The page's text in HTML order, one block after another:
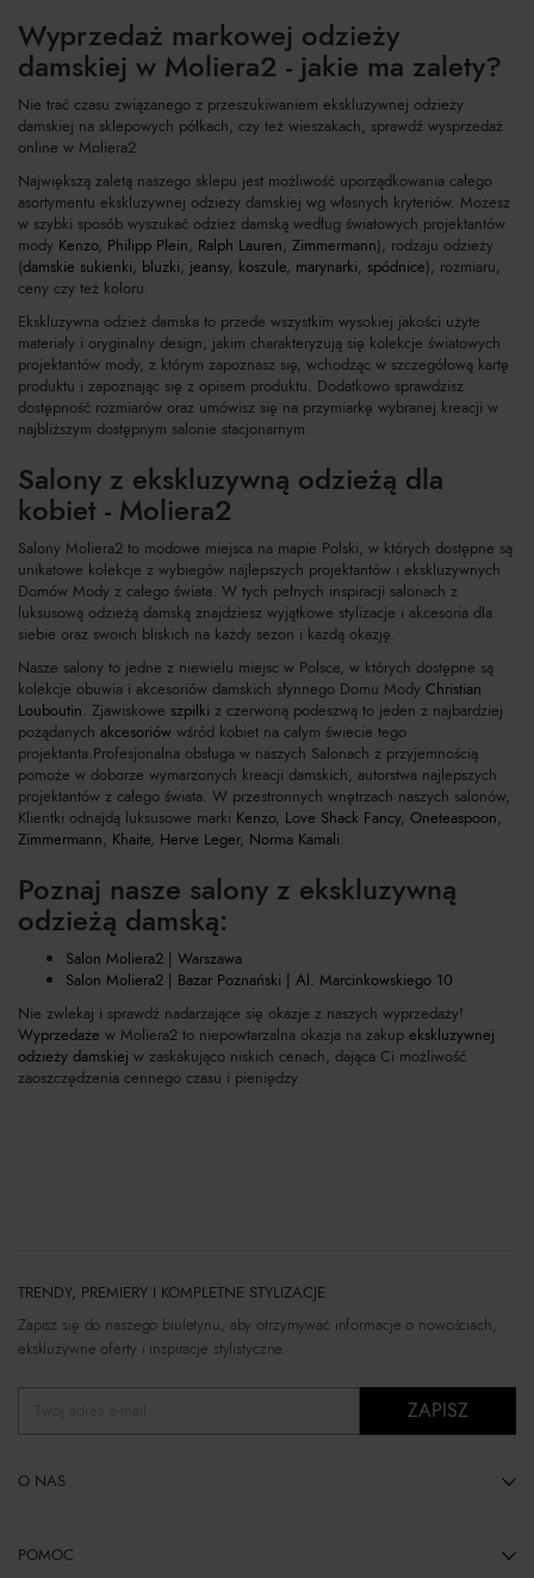
Wyprzedaż markowej odzieży
damskiej w Moliera2 - jakie ma zalety?
Nie trać czasu związanego z przeszukiwaniem ekskluzywnej odzieży
damskiej na sklepowych półkach, czy też wieszakach, sprawdź wysprzedaż
online w Moliera2.
Największą zaletą naszego sklepu jest możliwość uporządkowania całego
asortymentu ekskluzywnej odzieży damskiej wg własnych kryteriów. Możesz
w szybki sposób wyszukać odzież damską według światowych projektantów
mody Kenzo, Philipp Plein, Ralph Lauren, Zimmermann), rodzaju odzieży
(damskie sukienki, bluzki, jeansy, koszule, marynarki, spódnice), rozmiaru,
ceny czy też koloru.
Ekskluzywna odzież damska to przede wszystkim wysokiej jakości użyte
materiały i oryginalny design, jakim charakteryzują się kolekcje światowych
projektantów mody, z którym zapoznasz się, wchodząc w szczegółową kartę
produktu i zapoznając się z opisem produktu. Dodatkowo sprawdzisz
dostępność rozmiarów oraz umówisz się na przymiarkę wybranej kreacji w
najbliższym dostępnym salonie stacjonarnym.
Salony z ekskluzywną odzieżą dla
kobiet - Moliera2
Salony Moliera2 to modowe miejsca na mapie Polski, w których dostępne są
unikatowe kolekcje z wybiegów najlepszych projektantów i ekskluzywnych
Domów Mody z całego świata. W tych pełnych inspiracji salonach z
luksusową odzieżą damską znajdziesz wyjątkowe stylizacje i akcesoria dla
siebie oraz swoich bliskich na każdy sezon i każdą okazję.
Nasze salony to jedne z niewielu miejsc w Polsce, w których dostępne są
kolekcje obuwia i akcesoriów damskich słynnego Domu Mody Christian
Louboutin. Zjawiskowe szpilki z czerwoną podeszwą to jeden z najbardziej
pożądanych akcesoriów wśród kobiet na całym świecie tego
projektanta.Profesjonalna obsługa w naszych Salonach z przyjemnością
pomoże w doborze wymarzonych kreacji damskich, autorstwa najlepszych
projektantów z całego świata. W przestronnych wnętrzach naszych salonów,
Klientki odnajdą luksusowe marki Kenzo, Love Shack Fancy, Oneteaspoon,
Zimmermann, Khaite, Herve Leger, Norma Kamali.
Poznaj nasze salony z ekskluzywną
odzieżą damską:
Salon Moliera2 | Warszawa
Salon Moliera2 | Bazar Poznański | Al. Marcinkowskiego 10
Nie zwlekaj i sprawdź nadarzające się okazje z naszych wyprzedaży!
Wyprzedaże w Moliera2 to niepowtarzalna okazja na zakup ekskluzywnej
odzieży damskiej w zaskakująco niskich cenach, dająca Ci możliwość
zaoszczędzenia cennego czasu i pieniędzy.
TRENDY, PREMIERY I KOMPLETNE STYLIZACJE
Zapisz się do naszego biuletynu, aby otrzymywać informacje o nowościach,
ekskluzywne oferty i inspiracje stylistyczne.
ZAPISZ
O NAS
POMOC